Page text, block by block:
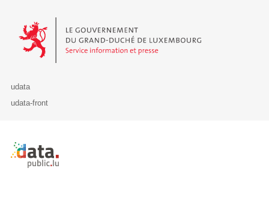
Le Gouvernement du Grand-Duché de Luxembourg - Service
udata
udata-front
Retour à l'accueil de data.public.lu